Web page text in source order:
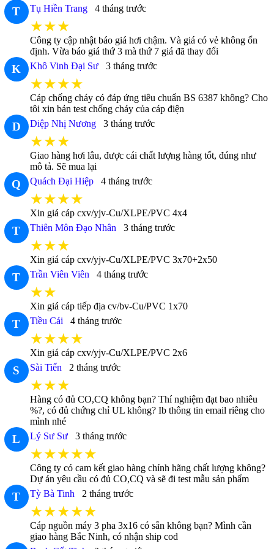
T Tụ Hiền Trang 4 tháng trước
★★★
Công ty cập nhật báo giá hơi chậm. Và giá có vẻ không ổn
định. Vừa báo giá thứ 3 mà thứ 7 giá đã thay đổi
K Khô Vinh Đại Sư 3 tháng trước
★★★★
Cáp chống cháy có đáp ứng tiêu chuẩn BS 6387 không? Cho
tôi xin bản test chống cháy của cáp điện
D Diệp Nhị Nương 3 tháng trước
★★★
Giao hàng hơi lâu, được cái chất lượng hàng tốt, đúng như
mô tả. Sẽ mua lại
Q Quách Đại Hiệp 4 tháng trước
★★★★
Xin giá cáp cxv/yjv-Cu/XLPE/PVC 4x4
T Thiên Môn Đạo Nhân 3 tháng trước
★★★
Xin giá cáp cxv/yjv-Cu/XLPE/PVC 3x70+2x50
T Trần Viên Viên 4 tháng trước
★★
Xin giá cáp tiếp địa cv/bv-Cu/PVC 1x70
T Tiều Cái 4 tháng trước
★★★★
Xin giá cáp cxv/yjv-Cu/XLPE/PVC 2x6
S Sài Tiến 2 tháng trước
★★★
Hàng có đủ CO,CQ không bạn? Thí nghiệm đạt bao nhiêu
%?, có đủ chứng chỉ UL không? Ib thông tin email riêng cho
mình nhé
L Lý Sư Sư 3 tháng trước
★★★★★
Công ty có cam kết giao hàng chính hãng chất lượng không?
Dự án yêu cầu có đủ CO,CQ và sẽ đi test mẫu sản phẩm
T Tỳ Bà Tinh 2 tháng trước
★★★★★
Cáp nguồn máy 3 pha 3x16 có sẵn không bạn? Mình cần
giao hàng Bắc Ninh, có nhận ship cod